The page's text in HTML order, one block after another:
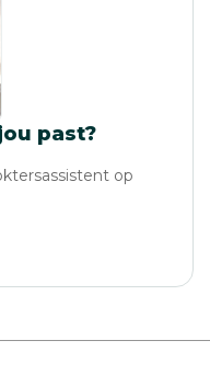
past?
op